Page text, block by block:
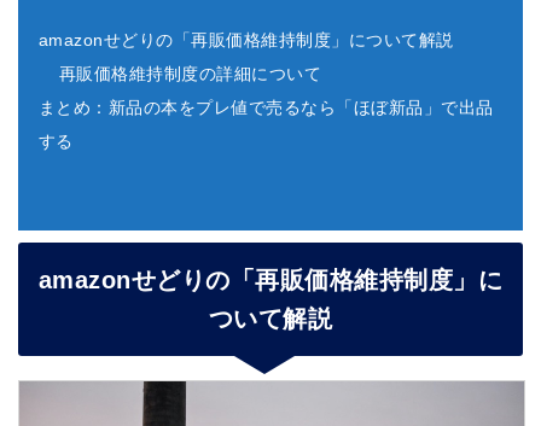
amazonせどりの「再販価格維持制度」について解説
再販価格維持制度の詳細について
まとめ：新品の本をプレ値で売るなら「ほぼ新品」で出品
する
amazonせどりの「再販価格維持制度」に
ついて解説